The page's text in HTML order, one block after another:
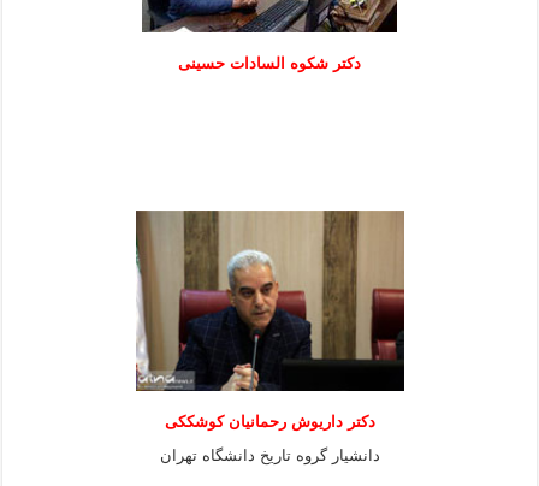
دكتر شكوه السادات حسينی
دکتر داریوش رحمانیان کوشککی
دانشیار گروه تاریخ دانشگاه تهران